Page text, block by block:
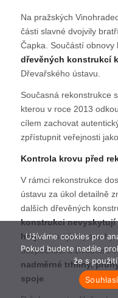
Na pražských
části slavné dvojvily
Čapka. Součástí obnovy
dřevěných konstrukcí
Dřevařského ústavu.
Současná rekonstrukce
kterou v roce 2013
cílem zachovat
zpřístupnit veřejnosti
Kontrola krovu před
V rámci rekonstrukce
ústavu za úkol detailně
dalších dřevěných
konstrukci nevyskytují
hmyznebo jiné poruchy,
bezpečnost a životnost.
nadměrné trhliny,
spoje
Užíváme cookies pro
Pokud budete nadále
že s